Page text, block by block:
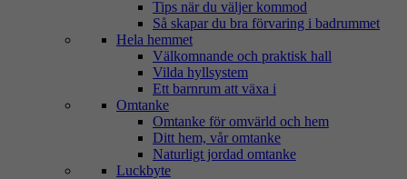
Tips när du väljer kommod
Så skapar du bra förvaring i badrummet
Hela hemmet
Välkomnande och praktisk hall
Vilda hyllsystem
Ett barnrum att växa i
Omtanke
Omtanke för omvärld och hem
Ditt hem, vår omtanke
Naturligt jordad omtanke
Luckbyte